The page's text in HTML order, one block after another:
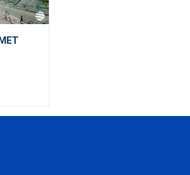
met RWZI afvalwater